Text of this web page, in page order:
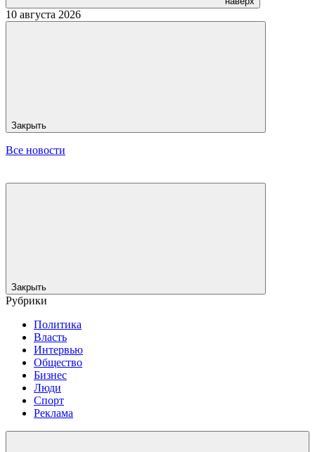
10 августа 2026
Закрыть
Все новости
Закрыть
Рубрики
Политика
Власть
Интервью
Общество
Бизнес
Люди
Спорт
Реклама